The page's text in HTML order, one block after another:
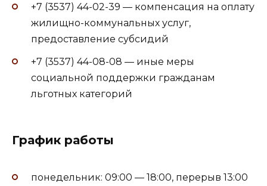
+7 (3537) 44-02-39 — компенсация на оплату
жилищно-коммунальных услуг,
предоставление субсидий
+7 (3537) 44-08-08 — иные меры
социальной поддержки гражданам
льготных категорий
График работы
понедельник: 09:00 — 18:00, перерыв 13:00